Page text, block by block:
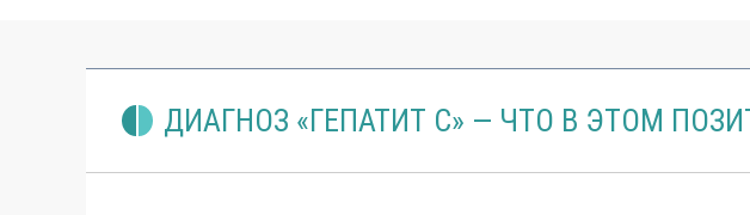
ДИАГНОЗ «ГЕПАТИТ С» — ЧТО В ЭТОМ